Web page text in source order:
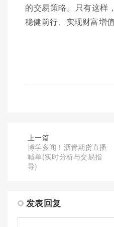
的交易策略。只有这样
稳健前行、实现财富增值
上一篇
博学多闻！沥青期货直播
喊单(实时分析与交易指
导)
发表回复